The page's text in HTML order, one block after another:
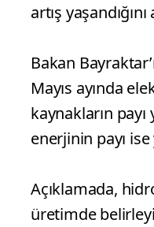
artış yaşandığını
Bakan
Mayıs ayında
kaynakların
enerjinin payı ise
Açıklamada,
üretimde